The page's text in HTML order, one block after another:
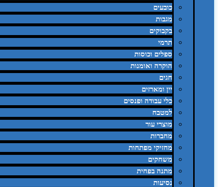
כובעים
מגבות
בקבוקים
תרמי
ספלים וכוסות
הוקרה ואומנות
חגים
יין ומארזים
כלי עבודה ופנסים
למטבח
מוצרי עור
מחברות
מחזיקי מפתחות
משחקים
מתנה בפחית
נסיעות